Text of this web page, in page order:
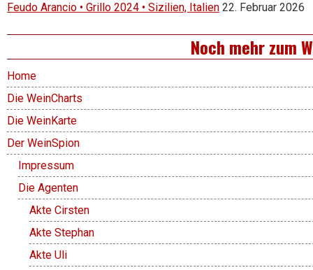
Feudo Arancio • Grillo 2024 • Sizilien, Italien 22. Februar 2026
Noch mehr zum
Home
Die WeinCharts
Die WeinKarte
Der WeinSpion
Impressum
Die Agenten
Akte Cirsten
Akte Stephan
Akte Uli